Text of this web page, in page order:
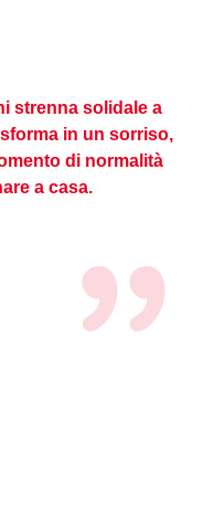
strenna solidale a
in un sorriso,
di normalità
a casa.